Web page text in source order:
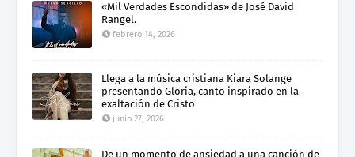
«Mil Verdades Escondidas» de José David
Rangel.
febrero 14, 2026
Llega a la música cristiana Kiara Solange
presentando Gloria, canto inspirado en la
exaltación de Cristo
junio 27, 2026
De un momento de ansiedad a una canción de